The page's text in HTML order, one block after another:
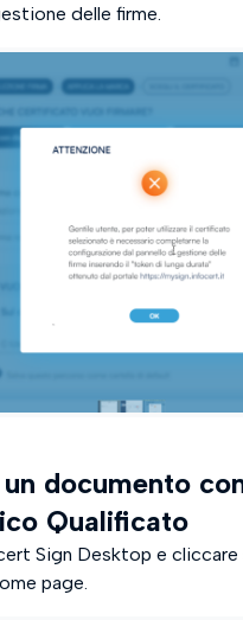
delle firme.
documento
Qualificato
Sign Desktop e cliccare
page.